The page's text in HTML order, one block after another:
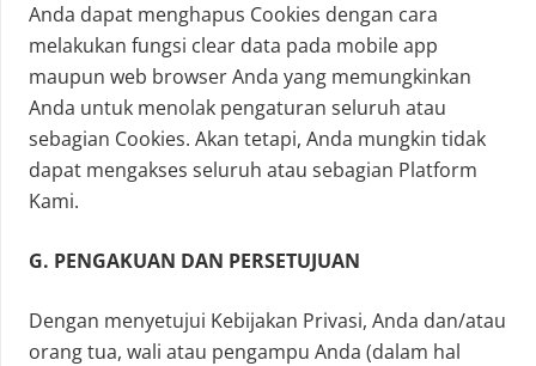
Anda dapat menghapus Cookies dengan cara
melakukan fungsi clear data pada mobile app
maupun web browser Anda yang memungkinkan
Anda untuk menolak pengaturan seluruh atau
sebagian Cookies. Akan tetapi, Anda mungkin tidak
dapat mengakses seluruh atau sebagian Platform
Kami.
G. PENGAKUAN DAN PERSETUJUAN
Dengan menyetujui Kebijakan Privasi, Anda dan/atau
orang tua, wali atau pengampu Anda (dalam hal